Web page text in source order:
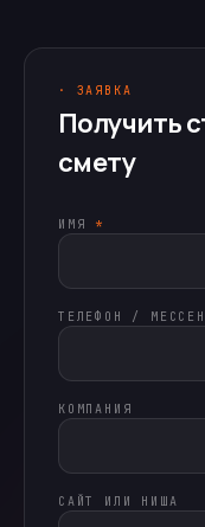
· ЗАЯВКА
Получить
смету
ИМЯ *
ТЕЛЕФОН /
КОМПАНИЯ
САЙТ ИЛИ НИША